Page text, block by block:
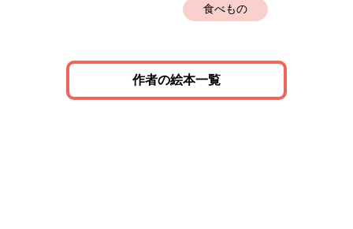
食べもの
作者の絵本一覧